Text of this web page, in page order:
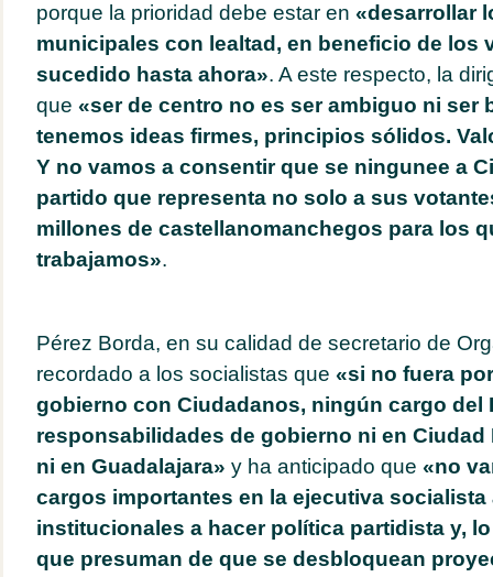
porque la prioridad debe estar en «desarrollar
municipales con lealtad, en beneficio de los
sucedido hasta ahora». A este respecto, la
que «ser de centro no es ser ambiguo ni ser
tenemos ideas firmes, principios sólidos.
Y no vamos a consentir que se ningunee a
partido que representa no solo a sus
millones de castellanomanchegos para los
trabajamos».
Pérez Borda, en su calidad de secretario de
recordado a los socialistas que «si no fuera
gobierno con Ciudadanos, ningún cargo del
responsabilidades de gobierno ni en Ciudad
ni en Guadalajara» y ha anticipado que «no
cargos importantes en la ejecutiva socialista
institucionales a hacer política partidista y,
que presuman de que se desbloquean